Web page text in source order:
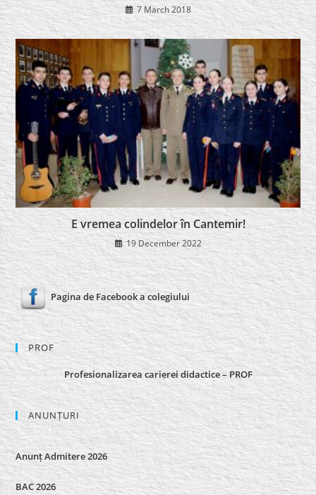
7 March 2018
E vremea colindelor în Cantemir!
19 December 2022
Pagina de Facebook a colegiului
PROF
Profesionalizarea carierei didactice – PROF
ANUNȚURI
Anunț Admitere 2026
BAC 2026